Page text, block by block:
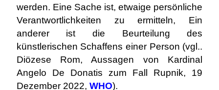
werden. Eine Sache ist, etwaige persönliche
Verantwortlichkeiten zu ermitteln, Ein
anderer ist die Beurteilung des
künstlerischen Schaffens einer Person (vgl..
Diözese Rom, Aussagen von Kardinal
Angelo De Donatis zum Fall Rupnik, 19
Dezember 2022, WHO).